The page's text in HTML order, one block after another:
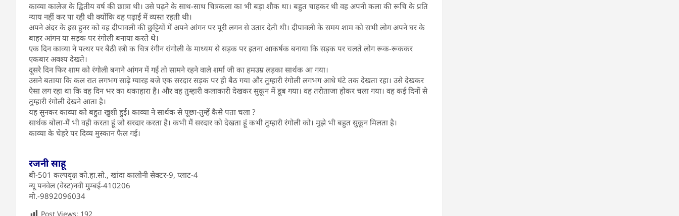
काव्या कालेज के द्वितीय वर्ष की छात्रा थी। उसे पढ़ने के साथ-साथ चित्रकला का भी बड़ा शौक था। बहुत चाहकर थी वह अपनी कला की रूचि के प्रति
न्याय नहीं कर पा रही थी क्योंकि वह पढ़ाई में व्यस्त रहती थी।
अपने अंदर के इस हुनर को वह दीपावली की छुट्टियों में अपने आंगन पर पूरी लगन से उतार देती थी। दीपावली के समय शाम को सभी लोग अपने घर के
बाहर आंगन या सड़क पर रंगोली बनाया करते थे।
एक दिन काव्या ने पत्थर पर बैठी स्त्री क चित्र रंगीन रांगोली के माध्यम से सड़क पर इतना आकर्षक बनाया कि सड़क पर चलते लोग रूक-रूककर
एकबार अवश्य देखते।
दूसरे दिन फिर शाम को रंगोली बनाने आंगन में गई तो सामने रहने वाले शर्मा जी का हमउम्र लड़का सार्थक आ गया।
उसने बताया कि कल रात लगभग साढ़े ग्यारह बजे एक सरदार सड़क पर ही बैठ गया और तुम्हारी रंगोली लगभग आधे घंटे तक देखता रहा। उसे देखकर
ऐसा लग रहा था कि वह दिन भर का थकाहारा है। और वह तुम्हारी कलाकारी देखकर सुकून में डूब गया। वह तरोताजा होकर चला गया। वह कई दिनों से
तुम्हारी रंगोली देखने आता है।
यह सुनकर काव्या को बहुत खुशी हुई। काव्या ने सार्थक से पूछा-तुम्हें कैसे पता चला ?
सार्थक बोला-मैं भी वही करता हूं जो सरदार करता है। कभी मैं सरदार को देखता हूं कभी तुम्हारी रंगोली को। मुझे भी बहुत सुकून मिलता है।
काव्या के चेहरे पर दिव्य मुस्कान फैल गई।
रजनी साहू
बी-501 कल्पवृक्ष को.हा.सो., खांदा कालोनी सेक्टर-9, प्लाट-4
न्यू पनवेल (वेस्ट)नवी मुम्बई-410206
मो.-9892096034
Post Views: 192